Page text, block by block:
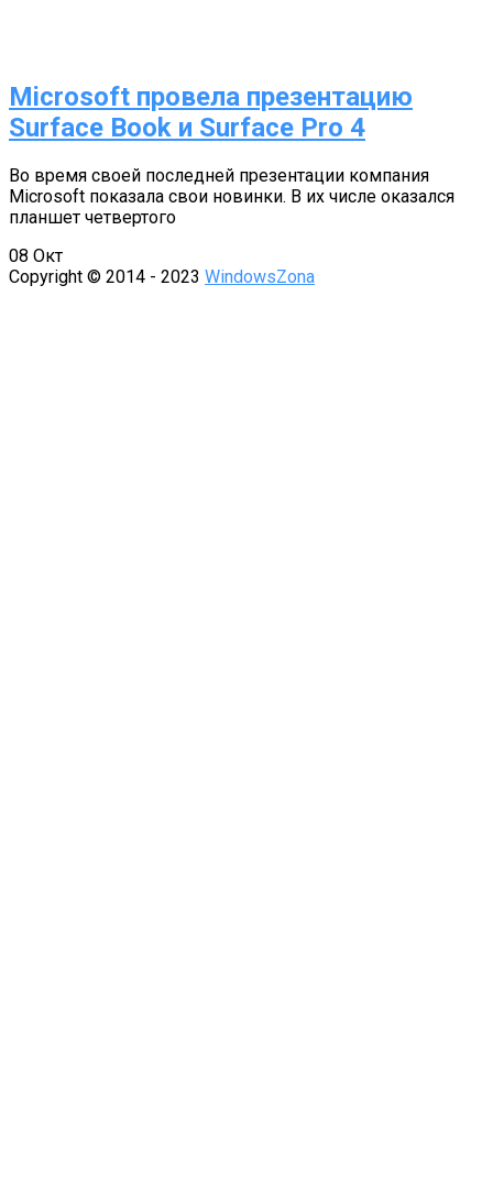
Microsoft провела презентацию
Surface Book и Surface Pro 4
Во время своей последней презентации компания
Microsoft показала свои новинки. В их числе оказался
планшет четвертого
08 Окт
Copyright © 2014 - 2023 WindowsZona